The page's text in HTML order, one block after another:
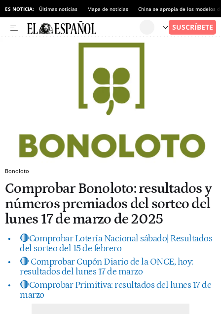
ES NOTICIA: Últimas noticias Mapa de noticias China se apropia de los modelos
Bonoloto
Comprobar Bonoloto: resultados y
números premiados del sorteo del
lunes 17 de marzo de 2025
🔴Comprobar Lotería Nacional sábado| Resultados
del sorteo del 15 de febrero
🔴 Comprobar Cupón Diario de la ONCE, hoy:
resultados del lunes 17 de marzo
🔴Comprobar Primitiva: resultados del lunes 17 de
marzo